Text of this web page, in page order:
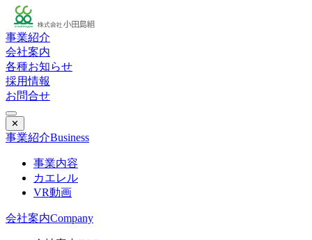
事業紹介
会社案内
各種お知らせ
採用情報
お問合せ
✕
事業紹介Business
事業内容
カエレル
VR動画
会社案内Company